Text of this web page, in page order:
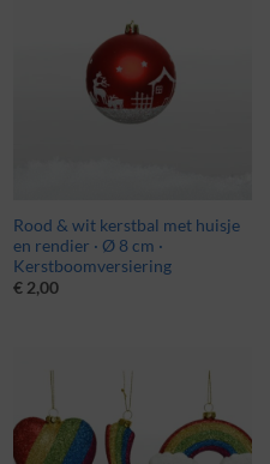
Rood & wit kerstbal met huisje
en rendier · Ø 8 cm ·
Kerstboomversiering
€2,00